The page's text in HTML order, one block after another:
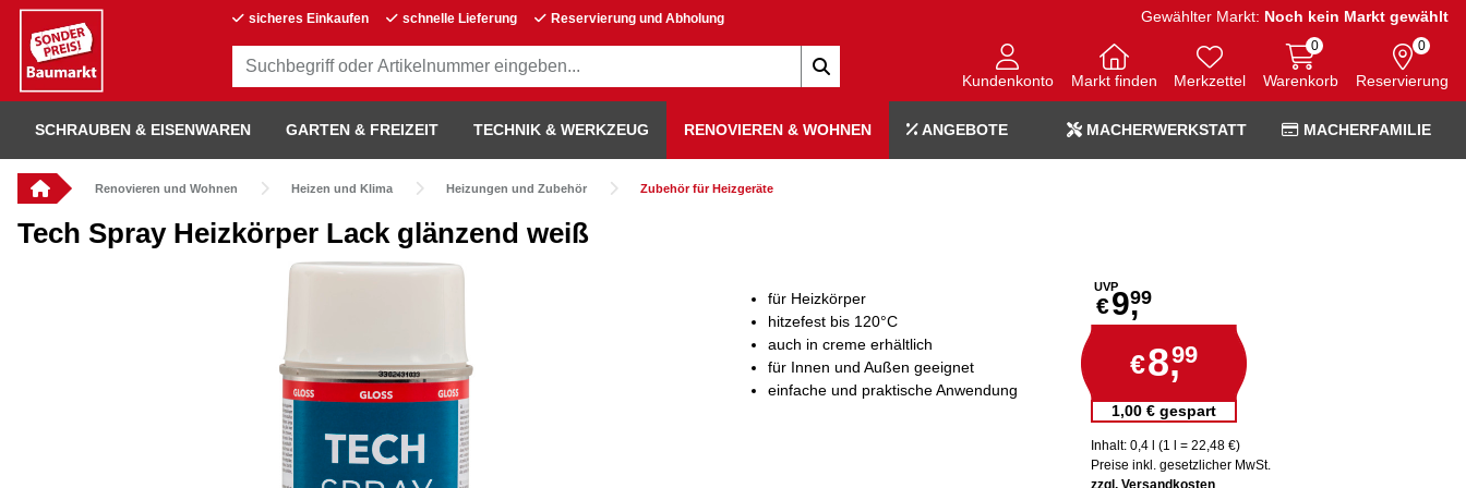
sicheres Einkaufen schnelle Lieferung Reservierung und Abholung Gewählter Markt: Noch kein Markt gewählt
Kundenkonto Markt finden Merkzettel Warenkorb
0
Reservierung
0
SCHRAUBEN & EISENWAREN GARTEN & FREIZEIT TECHNIK & WERKZEUG RENOVIEREN & WOHNEN ANGEBOTE MACHERWERKSTATT MACHERFAMILIE
Renovieren und Wohnen Heizen und Klima Heizungen und Zubehör Zubehör für Heizgeräte
Tech Spray Heizkörper Lack glänzend weiß
UVP
€9,99
€8,99
1,00 € gespart
Inhalt: 0,4 l (1 l = 22,48 €)
Preise inkl. gesetzlicher MwSt.
für Heizkörper
hitzefest bis 120°C
auch in creme erhältlich
für Innen und Außen geeignet
einfache und praktische Anwendung